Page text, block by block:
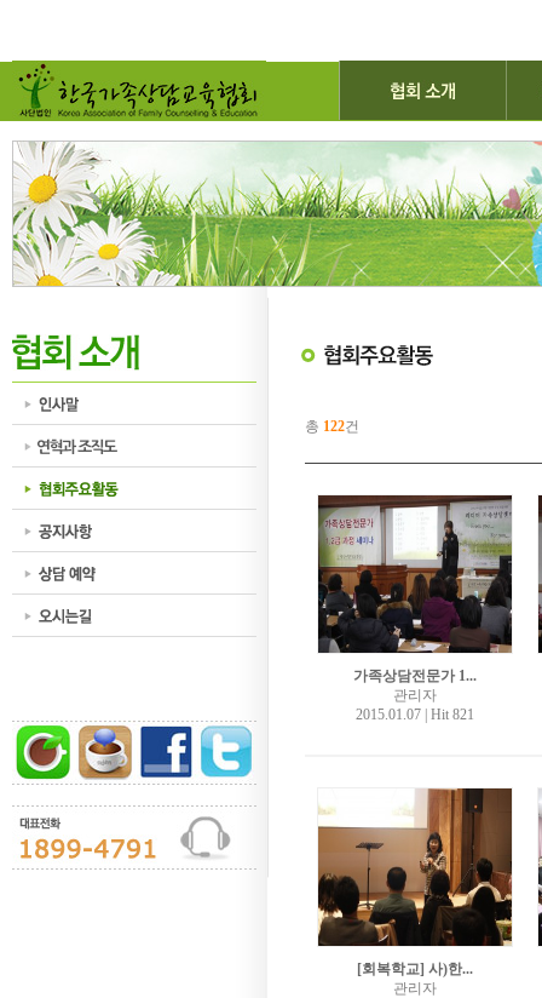
총 122건
가족상담전문가 1...
관리자
2015.01.07 Hit 821
[회복학교] 사)한...
관리자